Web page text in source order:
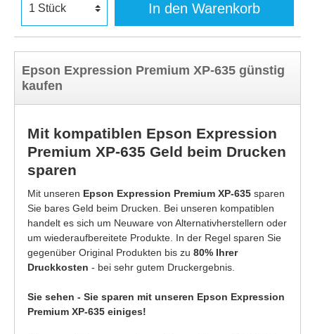
In den Warenkorb
Epson Expression Premium XP-635 günstig
kaufen
Mit kompatiblen Epson Expression
Premium XP-635 Geld beim Drucken
sparen
Mit unseren Epson Expression Premium XP-635 sparen
Sie bares Geld beim Drucken. Bei unseren kompatiblen
handelt es sich um Neuware von Alternativherstellern oder
um wiederaufbereitete Produkte. In der Regel sparen Sie
gegenüber Original Produkten bis zu 80% Ihrer
Druckkosten - bei sehr gutem Druckergebnis.
Sie sehen - Sie sparen mit unseren Epson Expression
Premium XP-635 einiges!